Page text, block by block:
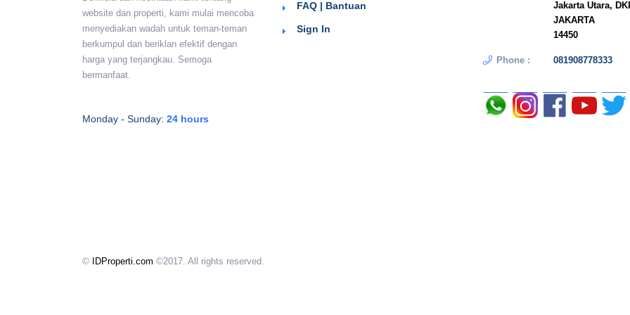
website dan properti, kami mulai mencoba
menyediakan wadah untuk teman-teman
berkumpul dan beriklan efektif dengan
harga yang terjangkau. Semoga
bermanfaat.
Monday - Sunday: 24 hours
FAQ | Bantuan
Sign In
Jakarta Utara, DKI
JAKARTA
14450
Phone : 081908778333
© IDProperti.com ©2017. All rights reserved.